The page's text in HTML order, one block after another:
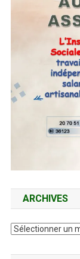
ARCHIVES
Archives